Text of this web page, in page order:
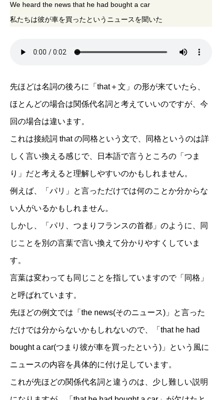
We heard the news that he had bought a car
私たちは彼が車を買ったというニュースを聞いた
先ほどは名詞の後ろに「that＋文」の形が来ていたら、
ほとんどの場合は関係代名詞と考えていいのですが、今
回の場合は違います。
これは接続詞 that の同格という文で、同格というのは詳
しく言い換える感じで、日本語で言うところの「つま
り」だと考えると理解しやすいのかもしれません。
例えば、「パリ」と言っただけでは何のことか分からな
い人がいるかもしれません。
しかし、「パリ、つまりフランスの首都」のように、同
じことを別の言葉で言い換えて分かりやすくしていま
す。
言葉は変わっても同じことを指していますので「同格」
と呼ばれています。
先ほどの例文では「the news(そのニュース)」と言った
だけでは分からないかもしれないので、「that he had
bought a car(つまり彼が車を買ったという)」という風に
ニュースの内容を具体的に付け足しています。
これが先ほどの関係代名詞と違うのは、少し難しい説明